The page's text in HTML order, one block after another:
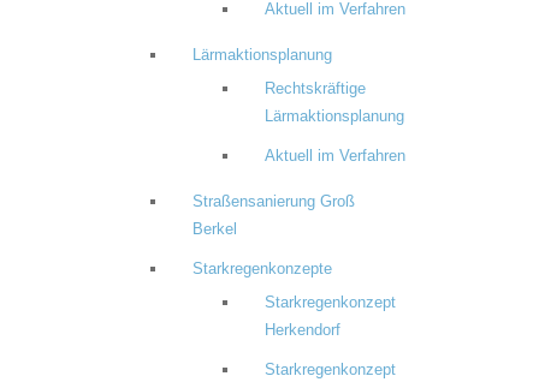
Aktuell im Verfahren
Lärmaktionsplanung
Rechtskräftige
Lärmaktionsplanung
Aktuell im Verfahren
Straßensanierung Groß
Berkel
Starkregenkonzepte
Starkregenkonzept
Herkendorf
Starkregenkonzept